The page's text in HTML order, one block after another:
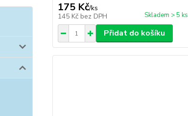
175 Kč/ks
145 Kč bez DPH Skladem > 5 ks
Přidat do košíku